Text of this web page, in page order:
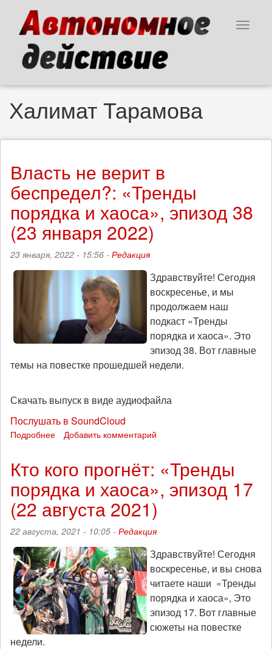
основному
содержанию
Toggle
Халимат Тарамова
Власть не верит в
беспредел?: «Тренды
порядка и хаоса», эпизод 38
(23 января 2022)
23 января, 2022 - 15:56 - Редакция
Здравствуйте! Сегодня
воскресенье, и мы
продолжаем наш
подкаст «Тренды
порядка и хаоса». Это
эпизод 38. Вот главные
темы на повестке прошедшей недели.
Скачать выпуск в виде аудиофайла
Послушать в SoundCloud
Подробнее
верит
беспредел?:
«Тренды
порядка
и
хаоса»,
эпизод
38
(23
января
2022)
Добавить комментарий
Кто кого прогнёт: «Тренды
порядка и хаоса», эпизод 17
(22 августа 2021)
22 августа, 2021 - 10:05 - Редакция
Здравствуйте! Сегодня
воскресенье, и вы снова
читаете наши «Тренды
порядка и хаоса», Это
эпизод 17. Вот главные
сюжеты на повестке
недели.